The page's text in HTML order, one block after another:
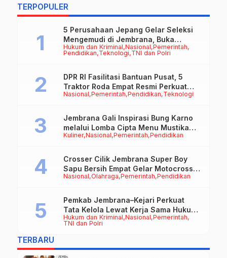
TERPOPULER
Hukum dan Kriminal Nasional Pemerintah
Pendidikan Teknologi TNI dan Polri
5 Perusahaan Jepang Gelar Seleksi
Mengemudi di Jembrana, Buka
Peluang Kerja bagi Calon PMI
Nasional Pemerintah Pendidikan Teknologi
DPR RI Fasilitasi Bantuan Pusat, 5
Traktor Roda Empat Resmi Perkuat
Mekanisasi Pertanian Jembrana
Kuliner Nasional Pemerintah Pendidikan
Jembrana Gali Inspirasi Bung Karno
melalui Lomba Cipta Menu Mustika
Rasa
Nasional Olahraga Pemerintah Pendidikan
Crosser Cilik Jembrana Super Boy
Sapu Bersih Empat Gelar Motocross
50cc
Hukum dan Kriminal Nasional Pemerintah
TNI dan Polri
Pemkab Jembrana–Kejari Perkuat
Tata Kelola Lewat Kerja Sama Hukum
Datun
TERBARU